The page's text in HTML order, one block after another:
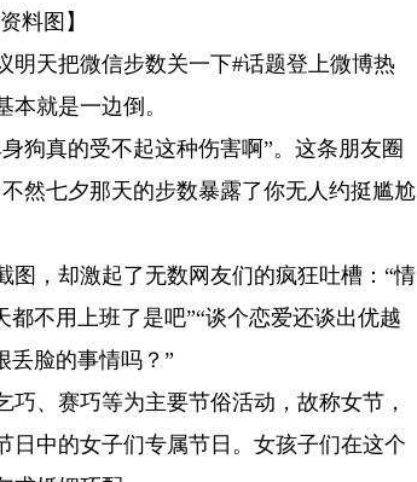
资料图】
明天把微信步数关一下#话题登上微博热
就是一边倒。
狗真的受不起这种伤害啊”。这条朋友圈
然七夕那天的步数暴露了你无人约挺尴尬
图，却激起了无数网友们的疯狂吐槽：“情
不用上班了是吧”“谈个恋爱还谈出优越
丢脸的事情吗？”
、赛巧等为主要节俗活动，故称女节，
日中的女子们专属节日。女孩子们在这个
《巅峰坦克》2022星路冠军杯赛启动 巅峰之上热血再燃